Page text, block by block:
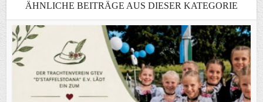
ÄHNLICHE BEITRÄGE AUS DIESER KATEGORIE